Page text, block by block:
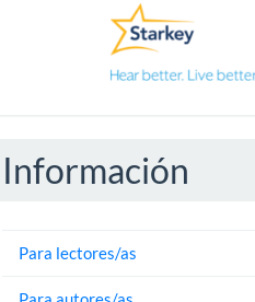
Información
Para lectores/as